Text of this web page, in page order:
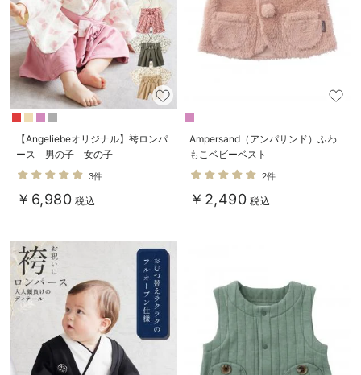
冬に可愛いニットがお得！
親子コーデ｜ママとベビーにおすすめ！
便利な育児家電
Gift Selection 出産祝い
ロンパースはいつからいつまで使う？選ぶポイントも解説！
保育園・入園準備特集
ファルスカ
デロンギ
入院準備の持ち物チェック
【Angeliebeオリジナル】袴ロンパ
ース 男の子 女の子
3件
￥6,980 税込
Ampersand（アンパサンド）ふわ
もこベビーベスト
2件
￥2,490 税込